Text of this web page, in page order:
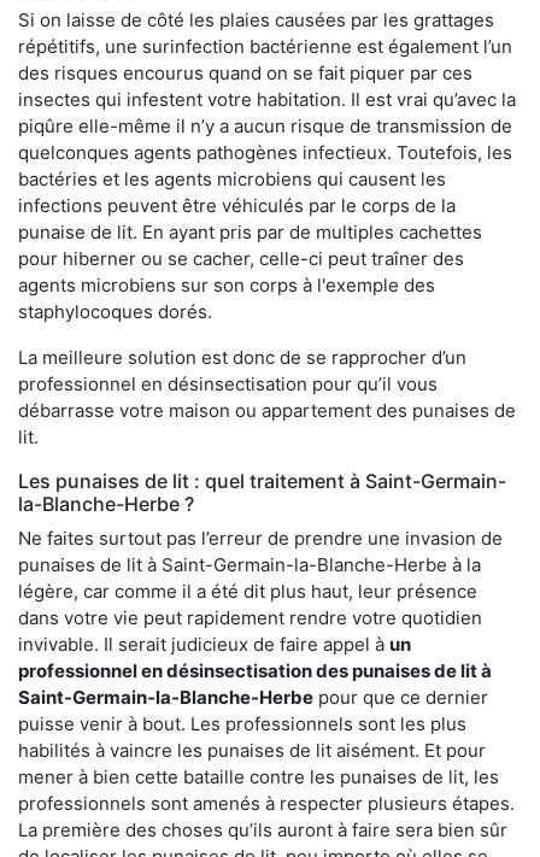
Si on laisse de côté les plaies causées par les grattages
répétitifs, une surinfection bactérienne est également l’un
des risques encourus quand on se fait piquer par ces
insectes qui infestent votre habitation. Il est vrai qu’avec la
piqûre elle-même il n’y a aucun risque de transmission de
quelconques agents pathogènes infectieux. Toutefois, les
bactéries et les agents microbiens qui causent les
infections peuvent être véhiculés par le corps de la
punaise de lit. En ayant pris par de multiples cachettes
pour hiberner ou se cacher, celle-ci peut traîner des
agents microbiens sur son corps à l'exemple des
staphylocoques dorés.
La meilleure solution est donc de se rapprocher d’un
professionnel en désinsectisation pour qu’il vous
débarrasse votre maison ou appartement des punaises de
lit.
Les punaises de lit : quel traitement à Saint-Germain-
la-Blanche-Herbe ?
Ne faites surtout pas l’erreur de prendre une invasion de
punaises de lit à Saint-Germain-la-Blanche-Herbe à la
légère, car comme il a été dit plus haut, leur présence
dans votre vie peut rapidement rendre votre quotidien
invivable. Il serait judicieux de faire appel à un
professionnel en désinsectisation des punaises de lit à
Saint-Germain-la-Blanche-Herbe pour que ce dernier
puisse venir à bout. Les professionnels sont les plus
habilités à vaincre les punaises de lit aisément. Et pour
mener à bien cette bataille contre les punaises de lit, les
professionnels sont amenés à respecter plusieurs étapes.
La première des choses qu’ils auront à faire sera bien sûr